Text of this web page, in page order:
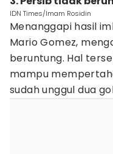
IDN Times/Imam Rosidin
Menanggapi hasil
Mario Gomez,
beruntung. Hal
mampu
sudah unggul dua